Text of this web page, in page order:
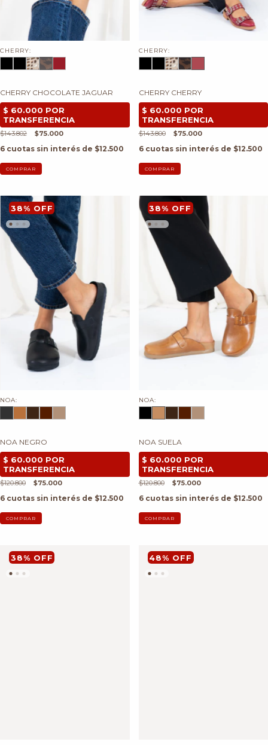
CHERRY:
CHERRY CHOCOLATE JAGUAR
$143.802 $75.000
6 cuotas sin interés de $12.500
COMPRAR
CHERRY:
CHERRY CHERRY
$143.800 $75.000
6 cuotas sin interés de $12.500
COMPRAR
38% OFF
NOA:
NOA NEGRO
$120.800 $75.000
6 cuotas sin interés de $12.500
COMPRAR
38% OFF
NOA:
NOA SUELA
$120.800 $75.000
6 cuotas sin interés de $12.500
COMPRAR
38% OFF 48% OFF